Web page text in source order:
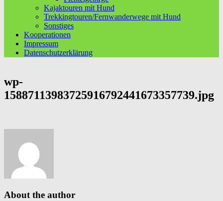
Kajaktouren mit Hund
Trekkingtouren/Fernwanderwege mit Hund
Sonstiges
Kooperationen
Impressum
Datenschutzerklärung
wp-
15887113983725916792441673357739.jpg
About the author